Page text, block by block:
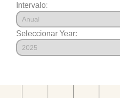
Intervalo:
Seleccionar Year: